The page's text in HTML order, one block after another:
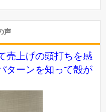
声
売上げの頭打ちを感
ターンを知って殻が